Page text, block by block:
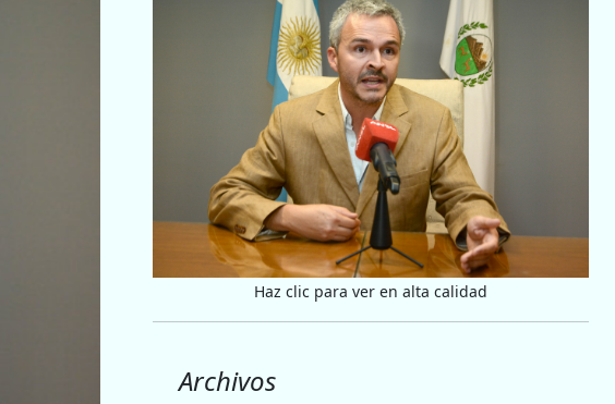
Haz clic para ver en alta calidad
Archivos